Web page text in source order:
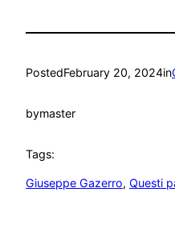
PostedFebruary 20, 2024in
bymaster
Tags:
Giuseppe Gazerro, Questi